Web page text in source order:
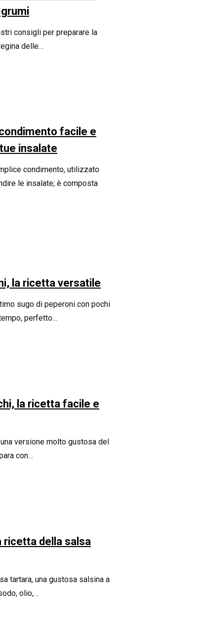
consigli per preparare la
delle…
facile e
insalate
condimento, utilizzato
le insalate; è composta
la ricetta versatile
sugo di peperoni con pochi
perfetto…
la ricetta facile e
versione molto gustosa del
con…
ricetta della salsa
tartara, una gustosa salsina a
olio,…